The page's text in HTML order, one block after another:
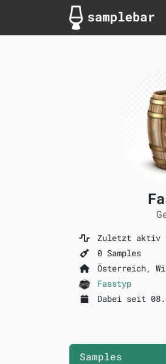
Zuletzt aktiv
0 Samples
Österreich,
Fasstyp
Dabei seit
Samples